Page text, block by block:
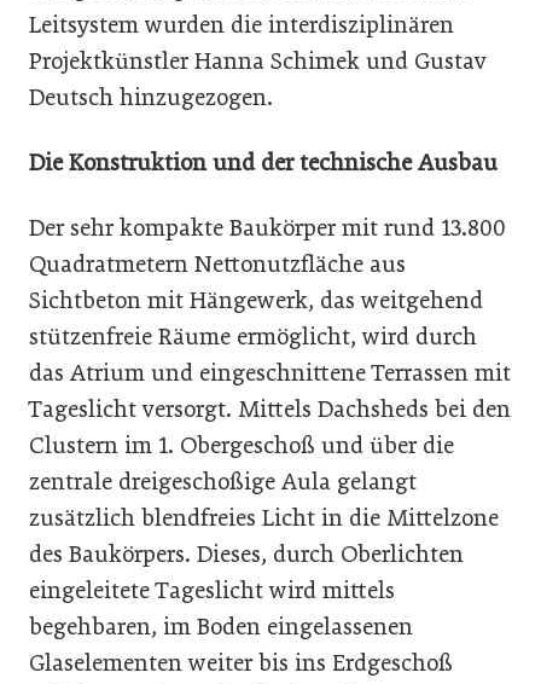
Leitsystem wurden die interdisziplinären
Projektkünstler Hanna Schimek und Gustav
Deutsch hinzugezogen.
Die Konstruktion und der technische Ausbau
Der sehr kompakte Baukörper mit rund 13.800
Quadratmetern Nettonutzfläche aus
Sichtbeton mit Hängewerk, das weitgehend
stützenfreie Räume ermöglicht, wird durch
das Atrium und eingeschnittene Terrassen mit
Tageslicht versorgt. Mittels Dachsheds bei den
Clustern im 1. Obergeschoß und über die
zentrale dreigeschoßige Aula gelangt
zusätzlich blendfreies Licht in die Mittelzone
des Baukörpers. Dieses, durch Oberlichten
eingeleitete Tageslicht wird mittels
begehbaren, im Boden eingelassenen
Glaselementen weiter bis ins Erdgeschoß